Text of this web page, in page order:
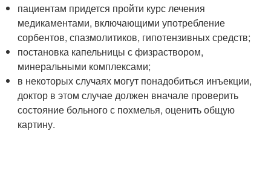
пациентам придется пройти курс лечения
медикаментами, включающими употребление
сорбентов, спазмолитиков, гипотензивных средств;
постановка капельницы с физраствором,
минеральными комплексами;
в некоторых случаях могут понадобиться инъекции,
доктор в этом случае должен вначале проверить
состояние больного с похмелья, оценить общую
картину.